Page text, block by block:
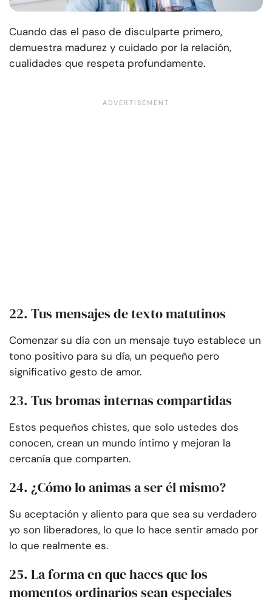
Cuando das el paso de disculparte primero,
demuestra madurez y cuidado por la relación,
cualidades que respeta profundamente.
22. Tus mensajes de texto matutinos
Comenzar su día con un mensaje tuyo establece un
tono positivo para su día, un pequeño pero
significativo gesto de amor.
23. Tus bromas internas compartidas
Estos pequeños chistes, que solo ustedes dos
conocen, crean un mundo íntimo y mejoran la
cercanía que comparten.
24. ¿Cómo lo animas a ser él mismo?
Su aceptación y aliento para que sea su verdadero
yo son liberadores, lo que lo hace sentir amado por
lo que realmente es.
25. La forma en que haces que los
momentos ordinarios sean especiales